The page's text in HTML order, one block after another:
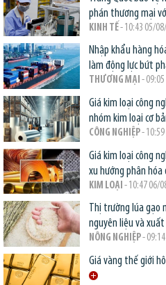
phán thương mại với
KINH TẾ- 10:43 05/
Nhập khẩu hàng
làm động lực bứt
THƯƠNG MẠI -
Giá kim loại công
nhóm kim loại cơ
CÔNG NGHIỆP- 10:59
Giá kim loại công
xu hướng phân hóa
KIM LOẠI - 10:47 06/
Thị trường lúa gạo
nguyên liệu và
NÔNG NGHIỆP-
Giá vàng thế giới